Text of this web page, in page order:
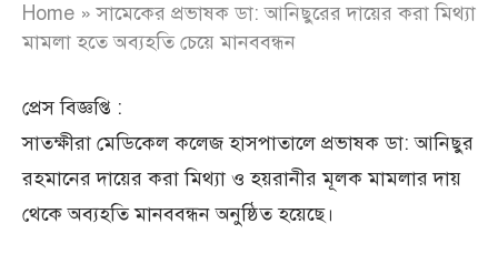
Home »সামেকের প্রভাষক ডা: আনিছুরের দায়ের করা মিথ্যা
মামলা হতে অব্যহতি চেয়ে মানববন্ধন
প্রেস বিজ্ঞপ্তি :
সাতক্ষীরা মেডিকেল কলেজ হাসপাতালে প্রভাষক ডা: আনিছুর
রহমানের দায়ের করা মিথ্যা ও হয়রানীর মূলক মামলার দায়
থেকে অব্যহতি মানববন্ধন অনুষ্ঠিত হয়েছে।